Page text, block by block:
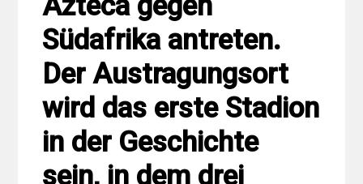
Südafrika antreten.
Der Austragungsort
wird das erste Stadion
in der Geschichte
sein, in dem drei